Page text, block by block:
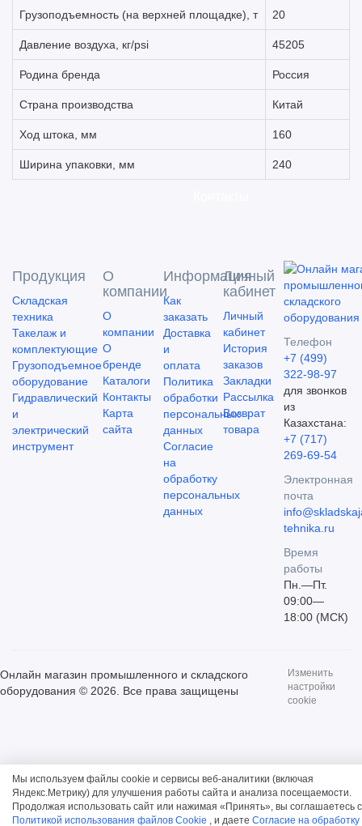
Грузоподъемность (на верхней площадке), т 20
Давление воздуха, кг/psi 45205
Родина бренда Россия
Страна производства Китай
Ход штока, мм 160
Ширина упаковки, мм 240
Продукция
Складская
техника
Такелаж и
комплектующие
Грузоподъемное
оборудование
Гидравлический
и
электрический
инструмент
О
компании
О
компании
О
бренде
Каталоги
Контакты
Карта
сайта
Информация
Как
заказать
Доставка
и
оплата
Политика
обработки
персональных
данных
Согласие
на
обработку
персональных
данных
Личный
кабинет
Личный
кабинет
История
заказов
Закладки
Рассылка
Возврат
товара
Телефон
+7 (499)
322-98-97
для звонков
из
Казахстана:
+7 (717)
269-69-54
Электронная
почта
tehnika.ru
Время
работы
Пн.—Пт.
09:00—
18:00 (МСК)
Онлайн магазин промышленного и складского
оборудования © 2026. Все права защищены
Изменить
настройки
cookie
Мы используем файлы cookie и сервисы веб-аналитики (включая
Яндекс.Метрику) для улучшения работы сайта и анализа посещаемости.
Продолжая использовать сайт или нажимая «Принять», вы соглашаетесь с
Политикой использования файлов Cookie , и даете Согласие на обработку